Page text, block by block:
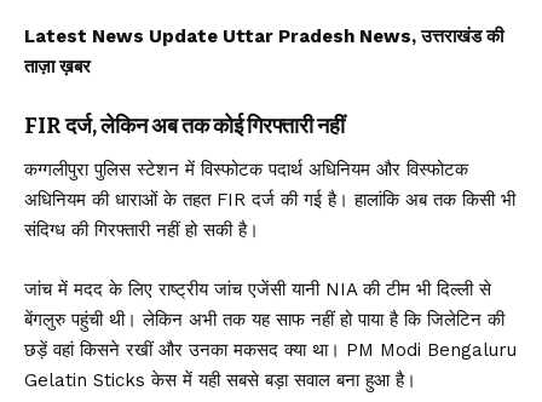
Latest News Update Uttar Pradesh News, उत्तराखंड की
ताज़ा ख़बर
FIR दर्ज, लेकिन अब तक कोई गिरफ्तारी नहीं
कग्गलीपुरा पुलिस स्टेशन में विस्फोटक पदार्थ अधिनियम और विस्फोटक
अधिनियम की धाराओं के तहत FIR दर्ज की गई है। हालांकि अब तक किसी भी
संदिग्ध की गिरफ्तारी नहीं हो सकी है।
जांच में मदद के लिए राष्ट्रीय जांच एजेंसी यानी NIA की टीम भी दिल्ली से
बेंगलुरु पहुंची थी। लेकिन अभी तक यह साफ नहीं हो पाया है कि जिलेटिन की
छड़ें वहां किसने रखीं और उनका मकसद क्या था। PM Modi Bengaluru
Gelatin Sticks केस में यही सबसे बड़ा सवाल बना हुआ है।